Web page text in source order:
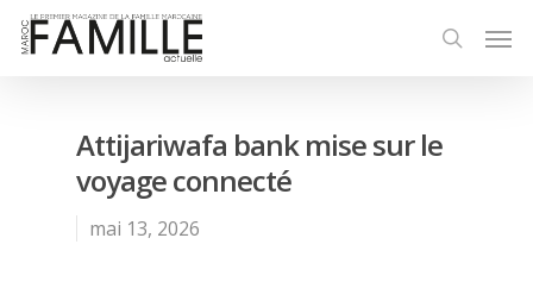
Attijariwafa bank mise sur le
voyage connecté
mai 13, 2026